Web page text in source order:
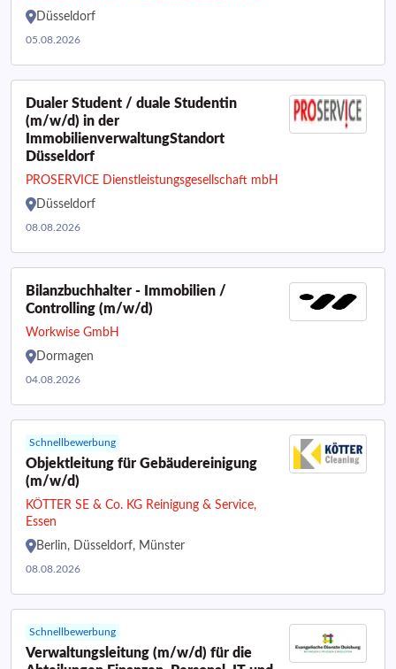
Düsseldorf
05.08.2026
Dualer Student / duale Studentin
(m/w/d) in der
ImmobilienverwaltungStandort
Düsseldorf
PROSERVICE Dienstleistungsgesellschaft mbH
Düsseldorf
08.08.2026
Bilanzbuchhalter - Immobilien /
Controlling (m/w/d)
Workwise GmbH
Dormagen
04.08.2026
Schnellbewerbung
Objektleitung für Gebäudereinigung
(m/w/d)
KÖTTER SE & Co. KG Reinigung & Service,
Essen
Berlin, Düsseldorf, Münster
08.08.2026
Schnellbewerbung
Verwaltungsleitung (m/w/d) für die